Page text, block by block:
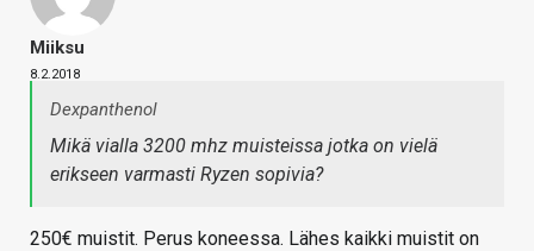
Miiksu
8.2.2018
Dexpanthenol
Mikä vialla 3200 mhz muisteissa jotka on vielä
erikseen varmasti Ryzen sopivia?
250€ muistit. Perus koneessa. Lähes kaikki muistit on